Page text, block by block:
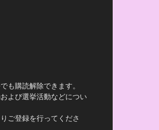
も購読解除できます。
よび選挙活動などについ
ご登録を行ってくださ